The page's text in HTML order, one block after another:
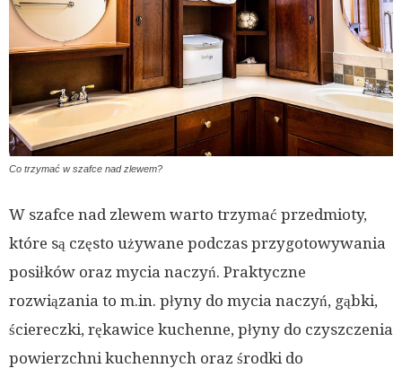
Co trzymać w szafce nad zlewem?
W szafce nad zlewem warto trzymać przedmioty,
które są często używane podczas przygotowywania
posiłków oraz mycia naczyń. Praktyczne
rozwiązania to m.in. płyny do mycia naczyń, gąbki,
ściereczki, rękawice kuchenne, płyny do czyszczenia
powierzchni kuchennych oraz środki do